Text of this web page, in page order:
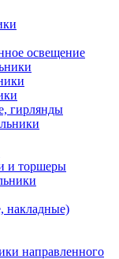
освещение
гирлянды
и торшеры
накладные)
направленного